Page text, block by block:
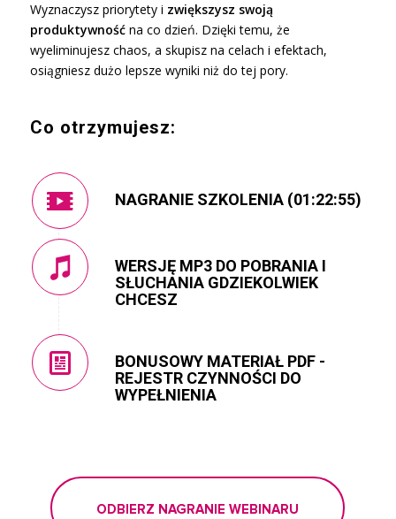
Wyznaczysz priorytety i zwiększysz swoją
produktywnośćna co dzień. Dzięki temu, że
wyeliminujesz chaos, a skupisz na celach i efektach,
osiągniesz dużo lepsze wyniki niż do tej pory.
Co otrzymujesz:
NAGRANIE SZKOLENIA (01:22:55)
WERSJĘ MP3 DO POBRANIA I
SŁUCHANIA GDZIEKOLWIEK
CHCESZ
BONUSOWY MATERIAŁ PDF -
REJESTR CZYNNOŚCI DO
WYPEŁNIENIA
ODBIERZ NAGRANIE WEBINARU